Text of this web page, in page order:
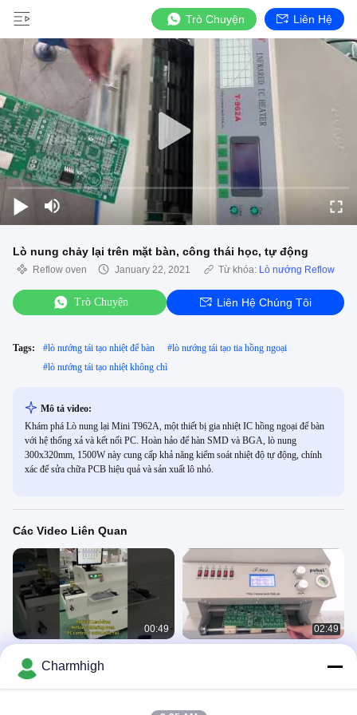
Trò Chuyện Liên Hệ
Lò nung chảy lại trên mặt bàn, công thái học, tự động
Reflow oven January 22, 2021 Từ khóa: Lò nướng Reflow
Trò Chuyện Liên Hệ Chúng Tôi
Tags: #lò nướng tái tạo nhiệt để bàn #lò nướng tái tạo tia hồng ngoại
#lò nướng tái tạo nhiệt không chì
Mô tả video:
Khám phá Lò nung lại Mini T962A, một thiết bị gia nhiệt IC hồng ngoại để bàn
với hệ thống xả và kết nối PC. Hoàn hảo để hàn SMD và BGA, lò nung
300x320mm, 1500W này cung cấp khả năng kiểm soát nhiệt độ tự động, chính
xác để sửa chữa PCB hiệu quả và sản xuất lô nhỏ.
Các Video Liên Quan
00:49
phồng 2300 * 350mm Máy hàn 6
vùng
02:49
Charmhigh